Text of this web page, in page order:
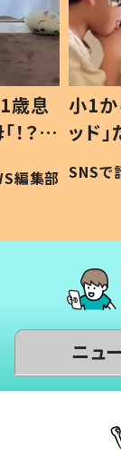
歳息
？」
編集部
小1か
ッド
作
#令和
SNSで
ニュ